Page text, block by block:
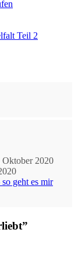
Teil 2
Oktober 2020
geht es mir